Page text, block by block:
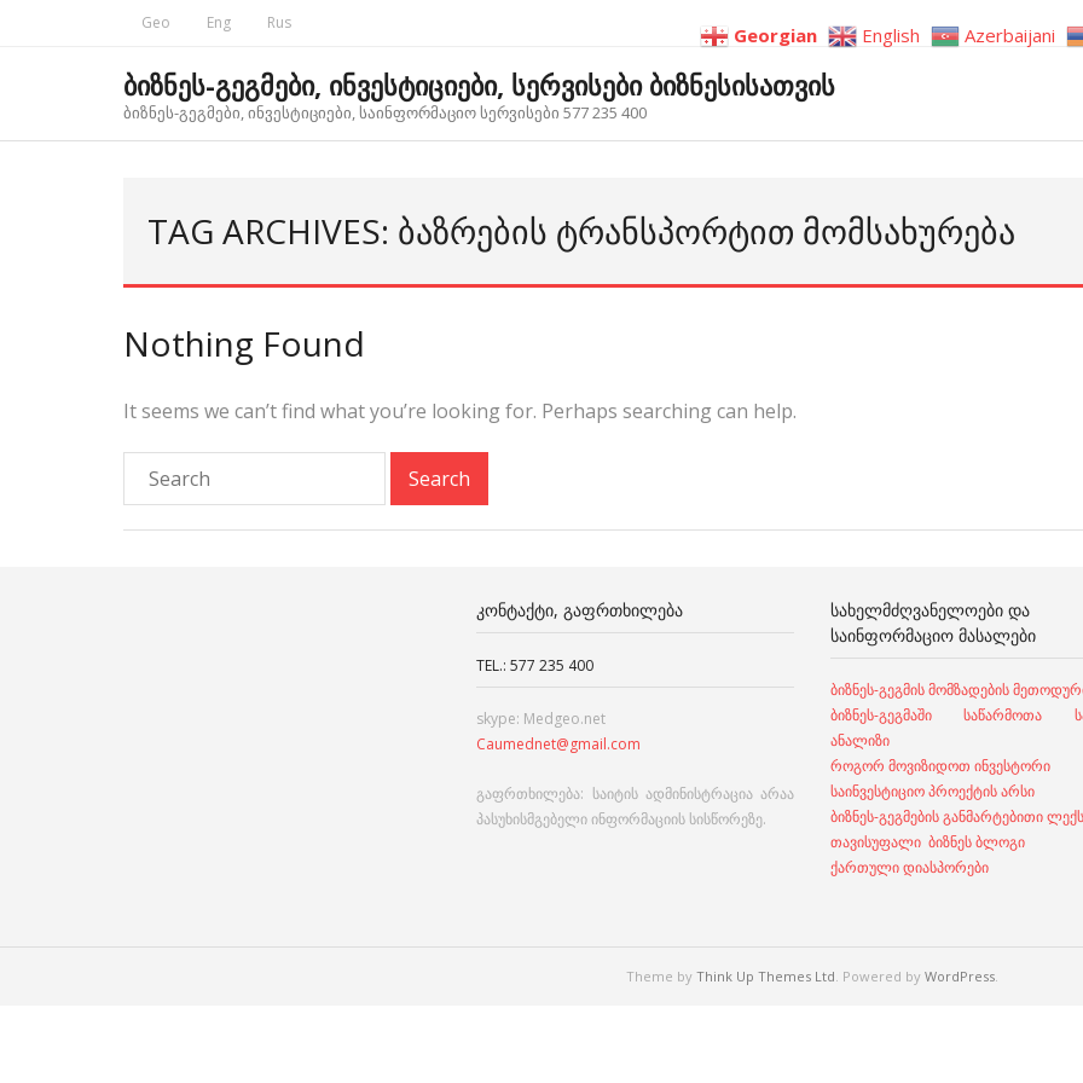
Geo Eng Rus
ბიზნეს-გეგმები, ინვესტიციები, სერვისები ბიზნესისათვის
ბიზნეს-გეგმები, ინვესტიციები, საინფორმაციო სერვისები 577 235 400
TAG ARCHIVES: ᲑᲐᲖᲠᲔᲑᲘᲡ ᲢᲠᲐᲜᲡᲞᲝᲠᲢᲘᲗ ᲛᲝᲛᲡᲐᲮᲣᲠᲔᲑᲐ
Nothing Found
It seems we can’t find what you’re looking for. Perhaps searching can help.
ᲙᲝᲜᲢᲐᲥᲢᲘ, ᲒᲐᲤᲠᲗᲮᲘᲚᲔᲑᲐ
TEL.: 577 235 400
skype: Medgeo.net
Caumednet@gmail.com
გაფრთხილება: საიტის ადმინისტრაცია არაა
პასუხისმგებელი ინფორმაციის სისწორეზე.
ᲡᲐᲮᲔᲚᲛᲫᲦᲕᲐᲜᲔᲚᲝᲔᲑᲘ ᲓᲐ
ᲡᲐᲘᲜᲤᲝᲠᲛᲐᲪᲘᲝ ᲛᲐᲡᲐᲚᲔᲑᲘ
ბიზნეს-გეგმის მომზადების
ბიზნეს-გეგმაში საწარმოთა
ანალიზი
როგორ მოვიზიდოთ ინვესტორი
საინვესტიციო პროექტის არსი
ბიზნეს-გეგმების განმარტებითი
თავისუფალი ბიზნეს ბლოგი
ქართული დიასპორები
Theme by Think Up Themes Ltd. Powered by WordPress.
Georgian English Azerbaijani